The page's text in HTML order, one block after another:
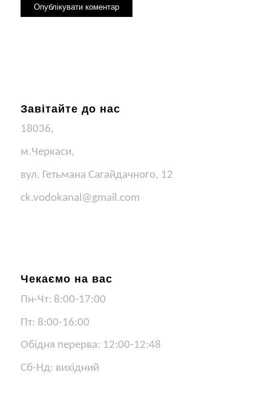
Завітайте до нас
18036,
м.Черкаси,
вул. Гетьмана Сагайдачного, 12
ck.vodokanal@gmail.com
Чекаємо на вас
Пн-Чт: 8:00-17:00
Пт: 8:00-16:00
Обідня перерва: 12:00-12:48
Сб-Нд: вихідний